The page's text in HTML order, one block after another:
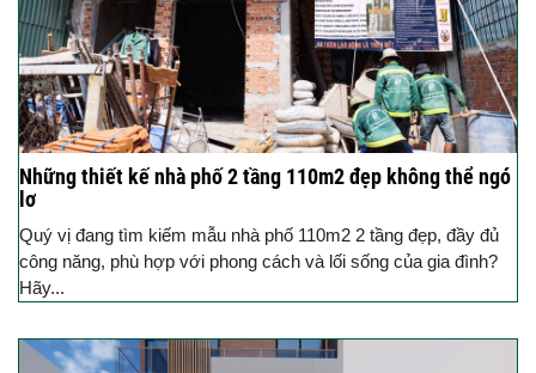
Những thiết kế nhà phố 2 tầng 110m2 đẹp không thể ngó
lơ
Quý vị đang tìm kiếm mẫu nhà phố 110m2 2 tầng đẹp, đầy đủ
công năng, phù hợp với phong cách và lối sống của gia đình?
Hãy...